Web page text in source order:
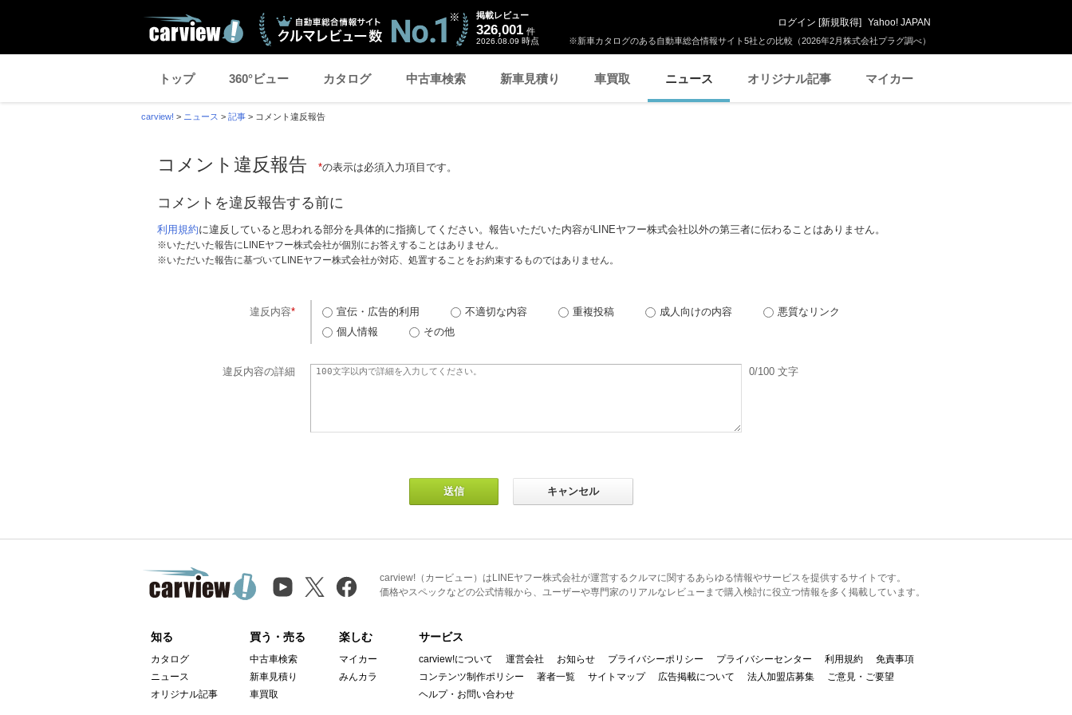
※新車カタログのある自動車総合情報サイト5社との比較（2026年2月株式会社プラグ調べ）
掲載レビュー
326,001 件
2026.08.09 時点
ログイン [新規取得] Yahoo! JAPAN
トップ 360°ビュー カタログ 中古車検索 新車見積り 車買取 ニュース オリジナル記事 マイカー
carview! > ニュース > 記事 > コメント違反報告
コメント違反報告 *の表示は必須入力項目です。
コメントを違反報告する前に
利用規約に違反していると思われる部分を具体的に指摘してください。報告いただいた内容がLINEヤフー株式会社以外の第三者に伝わることはありません。
※いただいた報告にLINEヤフー株式会社が個別にお答えすることはありません。
※いただいた報告に基づいてLINEヤフー株式会社が対応、処置することをお約束するものではありません。
違反内容* 宣伝・広告的利用 不適切な内容 重複投稿 成人向けの内容
悪質なリンク
個人情報
その他
違反内容の詳細 0/100 文字
carview!（カービュー）はLINEヤフー株式会社が運営するクルマに関するあらゆる情報やサービスを提供するサイトです。
価格やスペックなどの公式情報から、ユーザーや専門家のリアルなレビューまで購入検討に役立つ情報を多く掲載しています。
知る
カタログ
ニュース
オリジナル記事
買う・売る
中古車検索
新車見積り
車買取
楽しむ
マイカー
みんカラ
サービス
carview!について 運営会社 お知らせ プライバシーポリシー プライバシーセンター 利用規約
免責事項
コンテンツ制作ポリシー
著者一覧 サイトマップ 広告掲載について 法人加盟店募集
ご意見・ご要望
ヘルプ・お問い合わせ